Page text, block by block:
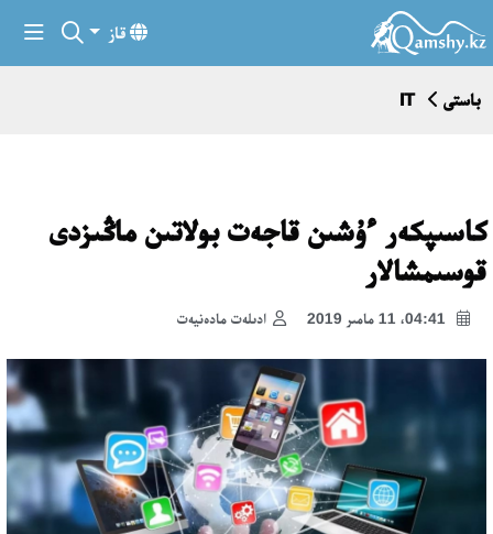
قاز
باستى IT
كاسىپكەر ءۇشىن قاجەت بولاتىن ماڭىزدى
قوسىمشالار
ادىلەت مادەنيەت